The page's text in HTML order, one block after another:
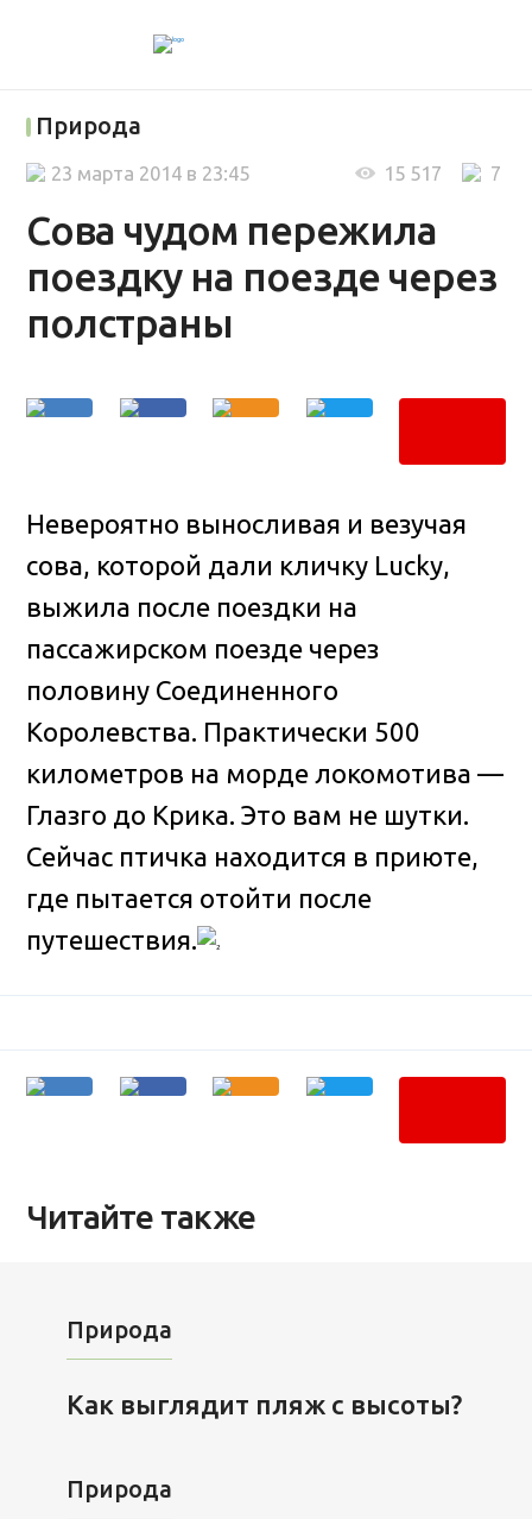
Природа
Сова чудом пережила
поездку на поезде через
полстраны
7
15 517
23 марта 2014 в 23:45
Невероятно выносливая и везучая
сова, которой дали кличку Lucky,
выжила после поездки на
пассажирском поезде через
половину Соединенного
Королевства. Практически 500
километров на морде локомотива —
Глазго до Крика. Это вам не шутки.
Сейчас птичка находится в приюте,
где пытается отойти после
путешествия.
Читайте также
Природа
Как выглядит пляж с высоты?
Природа